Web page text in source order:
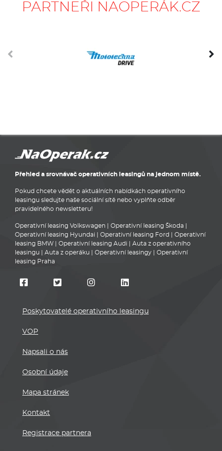
PARTNEŘI NAOPERÁK.CZ
Přehled a srovnávač operativních leasingů na jednom místě.
Pokud chcete vědět o aktuálních nabídkách operativního
leasingu sledujte naše sociální sítě nebo vyplňte odběr
pravidelného newsletteru!
Operativní leasing Volkswagen Operativní leasing Škoda
Operativní leasing Hyundai
Operativní leasing Ford
Operativní
leasing BMW
Operativní leasing Audi
Auta z operativního
leasingu
Auta z operáku Operativní leasingy
Operativní
leasing Praha
Poskytovatelé operativního leasingu
VOP
Napsali o nás
Osobní údaje
Mapa stránek
Kontakt
Registrace partnera